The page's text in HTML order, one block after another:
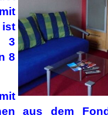
3
8
aus dem